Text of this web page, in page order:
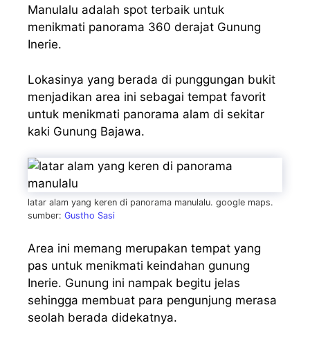
Manulalu adalah spot terbaik untuk
menikmati panorama 360 derajat Gunung
Inerie.
Lokasinya yang berada di punggungan bukit
menjadikan area ini sebagai tempat favorit
untuk menikmati panorama alam di sekitar
kaki Gunung Bajawa.
latar alam yang keren di panorama manulalu. google maps.
sumber: Gustho Sasi
Area ini memang merupakan tempat yang
pas untuk menikmati keindahan gunung
Inerie. Gunung ini nampak begitu jelas
sehingga membuat para pengunjung merasa
seolah berada didekatnya.